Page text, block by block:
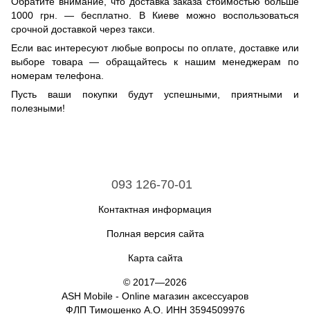
1000 грн. — бесплатно. В Киеве можно воспользоваться
срочной доставкой через такси.
Если вас интересуют любые вопросы по оплате, доставке или
выборе товара — обращайтесь к нашим менеджерам по
номерам телефона.
Пусть ваши покупки будут успешными, приятными и
полезными!
093 126-70-01
Контактная информация
Полная версия сайта
Карта сайта
© 2017—2026
ASH Mobile - Online магазин аксессуаров
ФЛП Тимошенко А.О. ИНН 3594509976